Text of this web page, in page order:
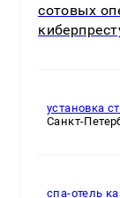
сотовых
установка
Санкт-
спа-отель